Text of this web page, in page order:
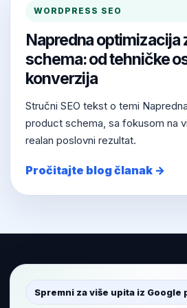
WORDPRESS SEO
Napredna optimizacija
schema: od tehničke
konverzija
Stručni SEO tekst o temi
product schema, sa fokusom na
realan poslovni rezultat.
Pročitajte blog članak →
Spremni za više upita iz Google